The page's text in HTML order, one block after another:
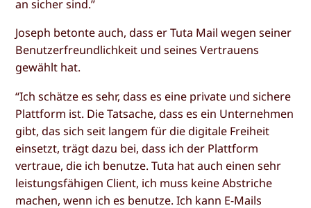
an sicher sind.”
Joseph betonte auch, dass er Tuta Mail wegen seiner
Benutzerfreundlichkeit und seines Vertrauens
gewählt hat.
“Ich schätze es sehr, dass es eine private und sichere
Plattform ist. Die Tatsache, dass es ein Unternehmen
gibt, das sich seit langem für die digitale Freiheit
einsetzt, trägt dazu bei, dass ich der Plattform
vertraue, die ich benutze. Tuta hat auch einen sehr
leistungsfähigen Client, ich muss keine Abstriche
machen, wenn ich es benutze. Ich kann E-Mails